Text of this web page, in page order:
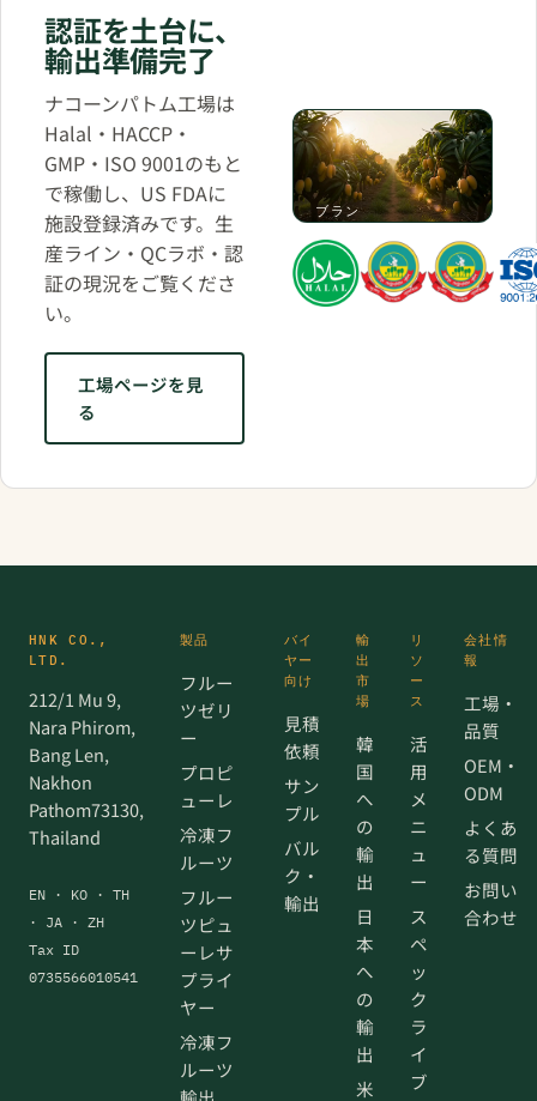
認証を土台に、
輸出準備完了
ナコーンパトム工場は
Halal・HACCP・
GMP・ISO 9001のもと
で稼働し、US FDAに
施設登録済みです。生
産ライン・QCラボ・認
証の現況をご覧くださ
い。
工場ページを見
る
ブラン
ルム ·
0:50
HNK CO.,
LTD.
212/1 Mu 9,
Nara Phirom,
Bang Len,
Nakhon
Pathom73130,
Thailand
EN · KO · TH
· JA · ZH
Tax ID
0735566010541
製品
フルー
ツゼリ
ー
プロピ
ューレ
冷凍フ
ルーツ
フルー
ツピュ
ーレサ
プライ
ヤー
冷凍フ
ルーツ
バイ
ヤー
向け
見積
依頼
サン
プル
バル
ク・
輸出
輸
出
市
場
韓
国
へ
の
輸
出
日
本
へ
の
輸
出
米
リ
ソ
ー
ス
活
用
メ
ニ
ュ
ー
ス
ペ
ッ
ク
ラ
イ
ブ
会社情
報
工場・
品質
OEM・
ODM
よくあ
る質問
お問い
合わせ